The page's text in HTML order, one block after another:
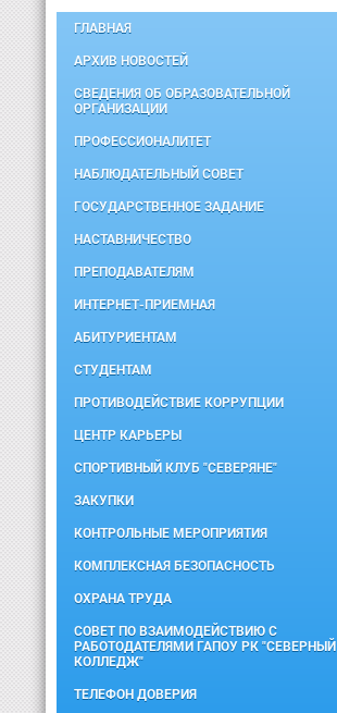
ГЛАВНАЯ
АРХИВ НОВОСТЕЙ
СВЕДЕНИЯ ОБ ОБРАЗОВАТЕЛЬНОЙ
ОРГАНИЗАЦИИ
ПРОФЕССИОНАЛИТЕТ
НАБЛЮДАТЕЛЬНЫЙ СОВЕТ
ГОСУДАРСТВЕННОЕ ЗАДАНИЕ
НАСТАВНИЧЕСТВО
ПРЕПОДАВАТЕЛЯМ
ИНТЕРНЕТ-ПРИЕМНАЯ
АБИТУРИЕНТАМ
СТУДЕНТАМ
ПРОТИВОДЕЙСТВИЕ КОРРУПЦИИ
ЦЕНТР КАРЬЕРЫ
СПОРТИВНЫЙ КЛУБ "СЕВЕРЯНЕ"
ЗАКУПКИ
КОНТРОЛЬНЫЕ МЕРОПРИЯТИЯ
КОМПЛЕКСНАЯ БЕЗОПАСНОСТЬ
ОХРАНА ТРУДА
СОВЕТ ПО ВЗАИМОДЕЙСТВИЮ С
РАБОТОДАТЕЛЯМИ ГАПОУ РК "СЕВЕРНЫЙ
КОЛЛЕДЖ"
ТЕЛЕФОН ДОВЕРИЯ